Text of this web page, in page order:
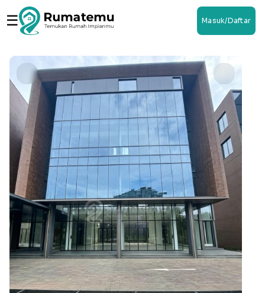
☰ Masuk/Daftar